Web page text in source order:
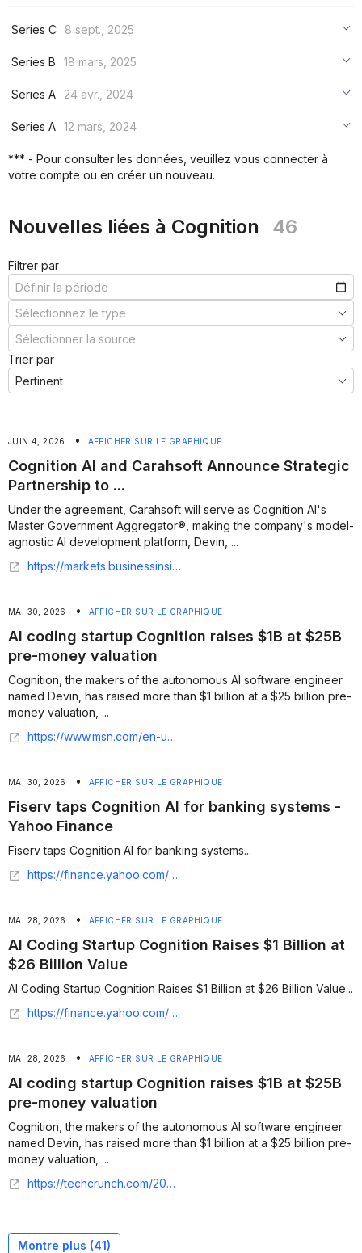
Series C
8 sept., 2025
***
Series B
18 mars, 2025
***
Series A
24 avr., 2024
***
Series A 12 mars, 2024
*** - Pour consulter les données, veuillez vous connecter à
votre compte ou en créer un nouveau.
Nouvelles liées à Cognition 46
Filtrer par
Trier par
JUIN 4, 2026 • AFFICHER SUR LE GRAPHIQUE
Cognition AI and Carahsoft Announce Strategic
Partnership to ...
Under the agreement, Carahsoft will serve as Cognition AI's
Master Government Aggregator®, making the company's model-
agnostic AI development platform, Devin, ...
https://markets.businessinsider.com/news/stocks/cognition-ai-and-carahsoft-announce-strategic-partnership-to-accelerate-ai-driven-software-development-security-and-mainframe-modernization-for-federal-agencies-1036221453
MAI 30, 2026 • AFFICHER SUR LE GRAPHIQUE
AI coding startup Cognition raises $1B at $25B
pre-money valuation
Cognition, the makers of the autonomous AI software engineer
named Devin, has raised more than $1 billion at a $25 billion pre-
money valuation, ...
https://www.msn.com/en-us/money/companies/ai-coding-startup-cognition-raises-1b-at-25b-pre-money-valuation/ar-AA24c1US
MAI 30, 2026 • AFFICHER SUR LE GRAPHIQUE
Fiserv taps Cognition AI for banking systems -
Yahoo Finance
Fiserv taps Cognition AI for banking systems...
https://finance.yahoo.com/sectors/technology/articles/fiserv-taps-cognition-ai-banking-115347362.html
MAI 28, 2026 • AFFICHER SUR LE GRAPHIQUE
AI Coding Startup Cognition Raises $1 Billion at
$26 Billion Value
AI Coding Startup Cognition Raises $1 Billion at $26 Billion Value...
https://finance.yahoo.com/sectors/technology/articles/ai-coding-startup-cognition-raises-160127165.html
MAI 28, 2026 • AFFICHER SUR LE GRAPHIQUE
AI coding startup Cognition raises $1B at $25B
pre-money valuation
Cognition, the makers of the autonomous AI software engineer
named Devin, has raised more than $1 billion at a $25 billion pre-
money valuation, ...
https://techcrunch.com/2026/05/27/ai-coding-startup-cognition-raises-1b-at-25b-pre-money-valuation/
Montre plus (41)